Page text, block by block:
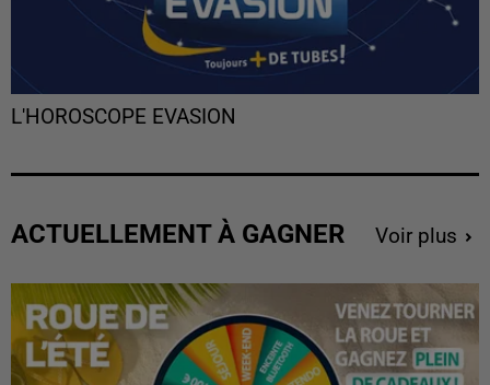
L'HOROSCOPE EVASION
ACTUELLEMENT À GAGNER Voir plus